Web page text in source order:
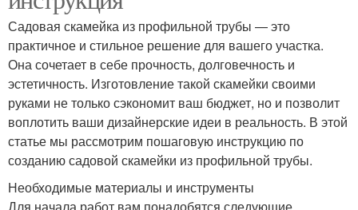
Садовая скамейка из профильной трубы — это
практичное и стильное решение для вашего участка.
Она сочетает в себе прочность, долговечность и
эстетичность. Изготовление такой скамейки своими
руками не только сэкономит ваш бюджет, но и позволит
воплотить ваши дизайнерские идеи в реальность. В этой
статье мы рассмотрим пошаговую инструкцию по
созданию садовой скамейки из профильной трубы.
Необходимые материалы и инструменты